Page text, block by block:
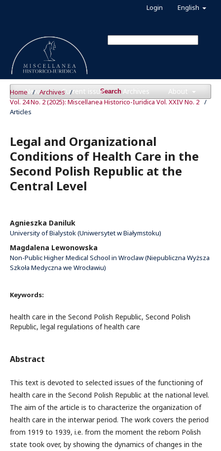
News Current issue Archives About
Search
English
Login
Home / Archives /
Vol. 24 No. 2 (2025): Miscellanea Historico-Iuridica Vol. XXIV No. 2 /
Articles
Legal and Organizational
Conditions of Health Care in the
Second Polish Republic at the
Central Level
Agnieszka Daniluk
University of Bialystok (Uniwersytet w Białymstoku)
Magdalena Lewonowska
Non-Public Higher Medical School in Wroclaw (Niepubliczna Wyższa
Szkoła Medyczna we Wrocławiu)
Keywords:
health care in the Second Polish Republic, Second Polish
Republic, legal regulations of health care
Abstract
This text is devoted to selected issues of the functioning of
health care in the Second Polish Republic at the national level.
The aim of the article is to characterize the organization of
health care in the interwar period. The work covers the period
from 1919 to 1939, i.e. from the moment the reborn Polish
state took over, by showing the dynamics of changes in the